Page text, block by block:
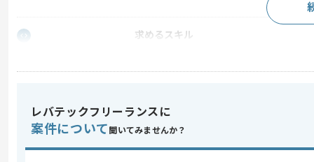
求めるスキル
上記に似た経験やスキルをお持ちであれば
レバテックフリーランスに
案件について 聞いてみませんか？